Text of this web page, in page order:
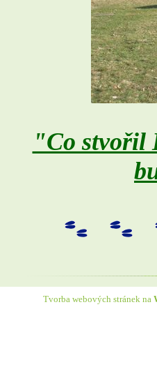
"Co stvořil
Tvorba webových stránek na